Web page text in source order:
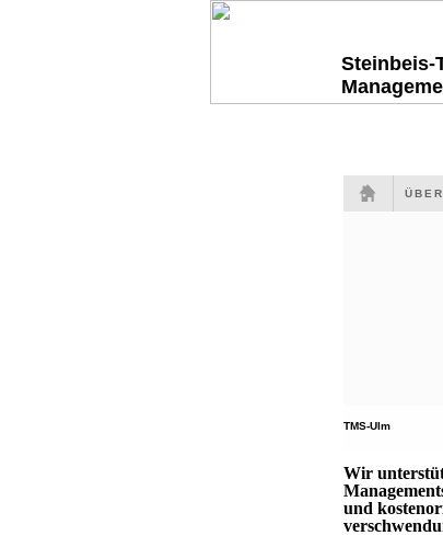
Steinbeis-
TMS-Ulm
Wir
und